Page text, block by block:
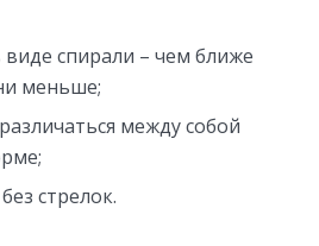
виде спирали – чем ближе
меньше;
между собой
стрелок.